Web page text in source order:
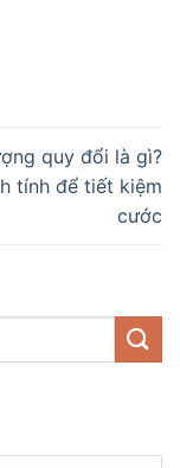
quy đổi là gì?
tính để tiết kiệm
cước